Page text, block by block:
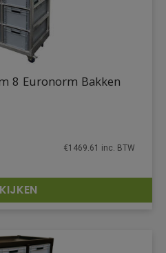
DETAILS
8 Euronorm Bakken
€1469.61 inc. BTW